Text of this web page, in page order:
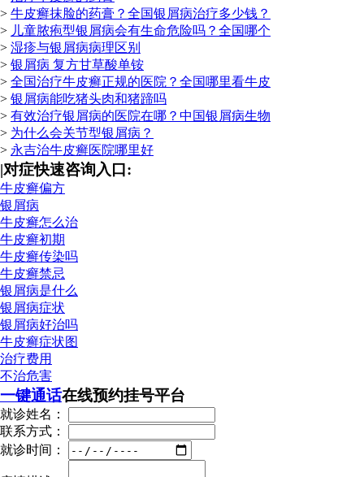
> 牛皮癣抹脸的药膏？全国银屑病治疗多少钱？
> 儿童脓疱型银屑病会有生命危险吗？全国哪个
> 湿疹与银屑病病理区别
> 银屑病 复方甘草酸单铵
> 全国治疗牛皮癣正规的医院？全国哪里看牛皮
> 银屑病能吃猪头肉和猪蹄吗
> 有效治疗银屑病的医院在哪？中国银屑病生物
> 为什么会关节型银屑病？
> 永吉治牛皮癣医院哪里好
|对症快速咨询入口:
牛皮癣偏方
银屑病
牛皮癣怎么治
牛皮癣初期
牛皮癣传染吗
牛皮癣禁忌
银屑病是什么
银屑病症状
银屑病好治吗
牛皮癣症状图
治疗费用
不治危害
一键通话在线预约挂号平台
就诊姓名：
联系方式：
就诊时间：